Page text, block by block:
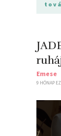
Emese
9 HÓNAP